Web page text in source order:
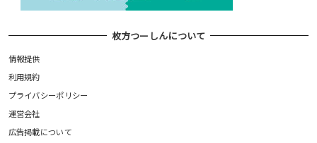
枚方つーしんについて
情報提供
利用規約
プライバシーポリシー
運営会社
広告掲載について